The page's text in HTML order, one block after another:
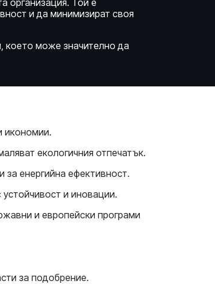
организация. Той е
и да минимизират своя
което може значително да
икономии.
екологичния отпечатък.
за енергийна ефективност.
и иновации.
и европейски програми
за подобрение.